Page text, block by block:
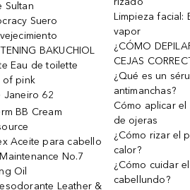
Sultan
Suero
BAKUCHIOL
Eau de toilette
of pink
Janeiro 62
BB Cream
Aceite para cabello
No.7
Oil
Leather &
Limpieza facial:
vapor
¿CÓMO
CEJAS
¿Qué es un
antimanchas?
Cómo aplicar
de ojeras
¿Cómo rizar el
calor?
¿Cómo cuidar
cabellundo?